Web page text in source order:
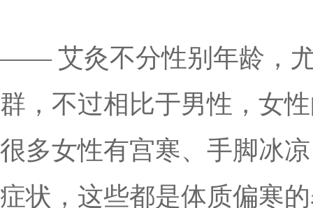
—— 艾灸不分性别年龄，
群，不过相比于男性，女
很多女性有宫寒、手脚冰
症状，这些都是体质偏寒